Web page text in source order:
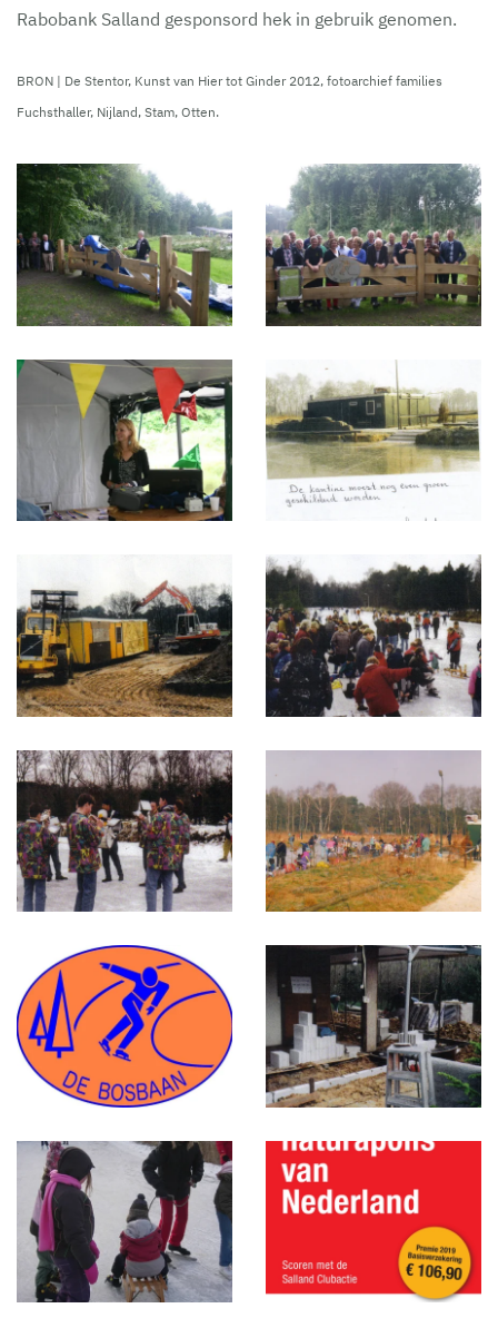
Rabobank Salland gesponsord hek in gebruik genomen.
BRON | De Stentor, Kunst van Hier tot Ginder 2012, fotoarchief families
Fuchsthaller, Nijland, Stam, Otten.